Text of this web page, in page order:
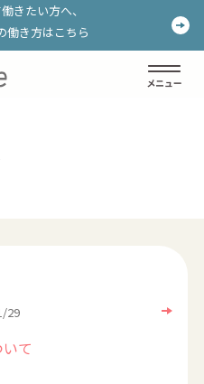
きたい方へ、
働き方はこちら
きたい方へ、
働き方はこちら
29
て